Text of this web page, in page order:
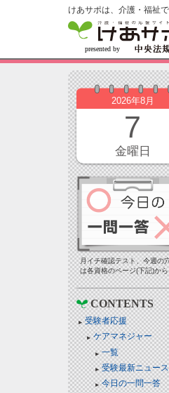
けあサポは、介護・福祉
2026年8月
7
金曜日
月イチ確認テスト、今週の
は各資格のページ(下記)から
CONTENTS
受験者応援
ケアマネジャー
一覧
受験最新ニュース
今日の一問一答